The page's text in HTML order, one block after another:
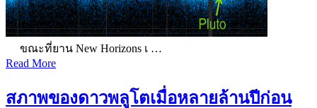
ขณะที่ยาน New Horizons เ …
Read More
สภาพของดาวพลูโตเมื่อหลายล้านปีก่อน